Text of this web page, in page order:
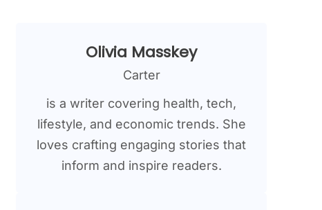
Olivia Masskey
Carter
is a writer covering health, tech,
lifestyle, and economic trends. She
loves crafting engaging stories that
inform and inspire readers.